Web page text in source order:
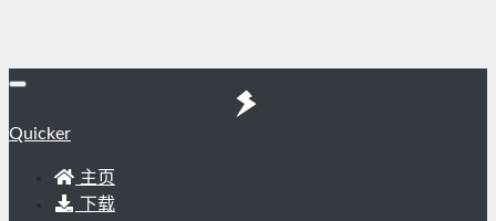
Quicker
主页
下载